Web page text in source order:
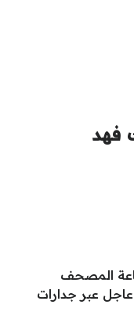
فهد
المصحف
عبر جدارات